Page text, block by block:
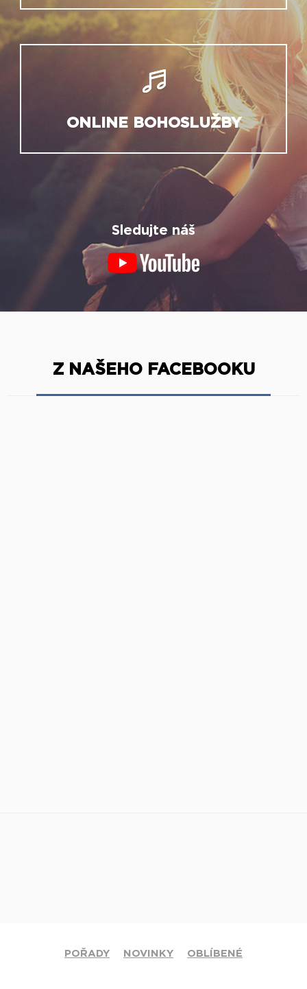
ONLINE BOHOSLUŽBY
Sledujte náš
Z NAŠEHO FACEBOOKU
POŘADY NOVINKY OBLÍBENÉ